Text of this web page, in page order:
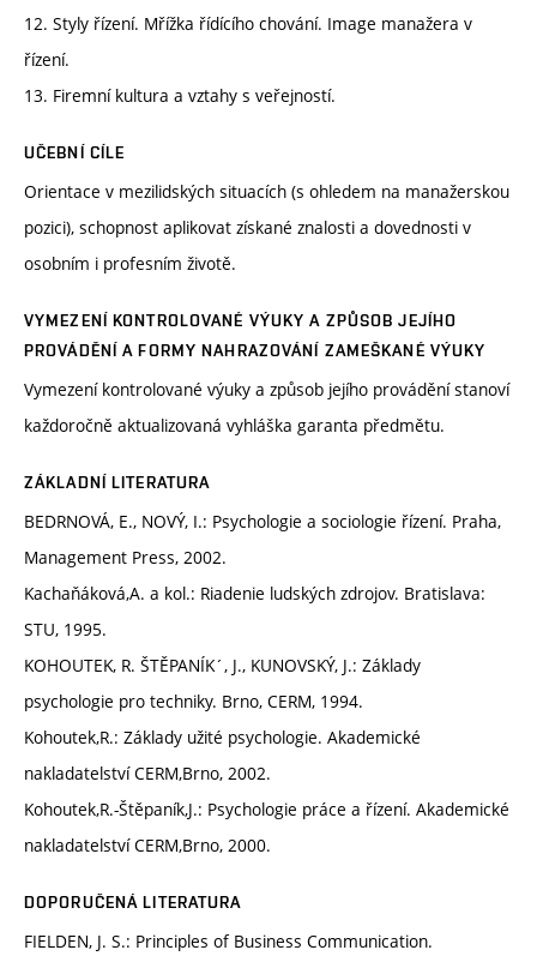
12. Styly řízení. Mřížka řídícího chování. Image manažera v
řízení.
13. Firemní kultura a vztahy s veřejností.
UČEBNÍ CÍLE
Orientace v mezilidských situacích (s ohledem na manažerskou
pozici), schopnost aplikovat získané znalosti a dovednosti v
osobním i profesním životě.
VYMEZENÍ KONTROLOVANÉ VÝUKY A ZPŮSOB JEJÍHO
PROVÁDĚNÍ A FORMY NAHRAZOVÁNÍ ZAMEŠKANÉ VÝUKY
Vymezení kontrolované výuky a způsob jejího provádění stanoví
každoročně aktualizovaná vyhláška garanta předmětu.
ZÁKLADNÍ LITERATURA
BEDRNOVÁ, E., NOVÝ, I.: Psychologie a sociologie řízení. Praha,
Management Press, 2002.
Kachaňáková,A. a kol.: Riadenie ludských zdrojov. Bratislava:
STU, 1995.
KOHOUTEK, R. ŠTĚPANÍK´, J., KUNOVSKÝ, J.: Základy
psychologie pro techniky. Brno, CERM, 1994.
Kohoutek,R.: Základy užité psychologie. Akademické
nakladatelství CERM,Brno, 2002.
Kohoutek,R.-Štěpaník,J.: Psychologie práce a řízení. Akademické
nakladatelství CERM,Brno, 2000.
DOPORUČENÁ LITERATURA
FIELDEN, J. S.: Principles of Business Communication.